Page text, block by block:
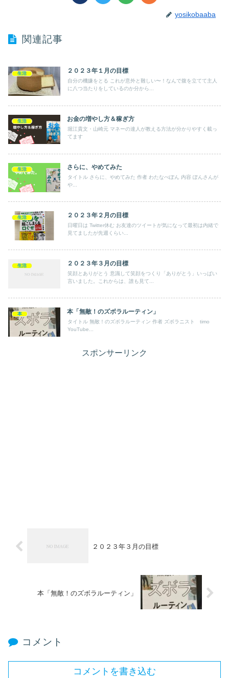
yosikobaaba
関連記事
生活 ２０２３年１月の目標
自分の機嫌をとる これが意外と難しい〜！なんで腹を立てて主人
に八つ当たりをしているのか分から...
生活 お金の増やし方＆稼ぎ方
堀江貴文・山崎元 マネーの達人が教える方法が分かりやすく載っ
てます
生活 さらに、やめてみた
タイトル さらに、やめてみた 作者 わたなべぽん 内容 ぽんさんが
や...
生活 ２０２３年２月の目標
日曜日は Twitter休む お友達のツイートが気になって最初は内緒で
見てましたが先週くらい...
生活 ２０２３年３月の目標
笑顔とありがとう 意識して笑顔をつくり「ありがとう」いっぱい
言いました。これからは、誰も見て...
本 本「無敵！のズボラルーティン」
タイトル 無敵！のズボラルーティン 作者 ズボラニスト timo
YouTube...
スポンサーリンク
２０２３年３月の目標
本「無敵！のズボラルーティン」
コメント
コメントを書き込む